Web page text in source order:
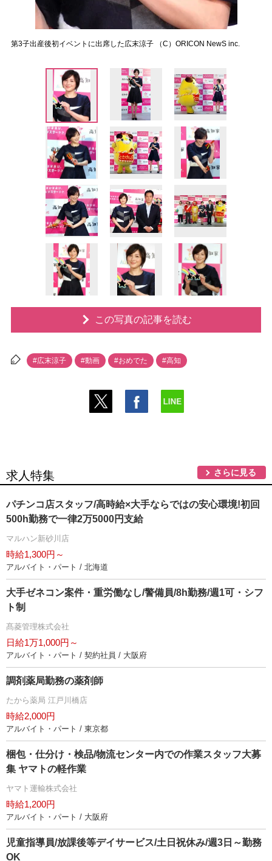
第3子出産後初イベントに出席した広末涼子 （C）ORICON NewS inc.
この写真の記事を読む
#広末涼子 #動画 #おめでた #高知
求人特集 さらに見る
パチンコ店スタッフ/高時給×大手ならではの安心環境!初回
500h勤務で一律2万5000円支給
マルハン新砂川店
時給1,300円～
アルバイト・パート / 北海道
大手ゼネコン案件・重労働なし/警備員/8h勤務/週1可・シフ
ト制
髙菱管理株式会社
日給1万1,000円～
アルバイト・パート / 契約社員 / 大阪府
調剤薬局勤務の薬剤師
たから薬局 江戸川橋店
時給2,000円
アルバイト・パート / 東京都
梱包・仕分け・検品/物流センター内での作業スタッフ大募
集 ヤマトの軽作業
ヤマト運輸株式会社
時給1,200円
アルバイト・パート / 大阪府
児童指導員/放課後等デイサービス/土日祝休み/週3日～勤務
OK